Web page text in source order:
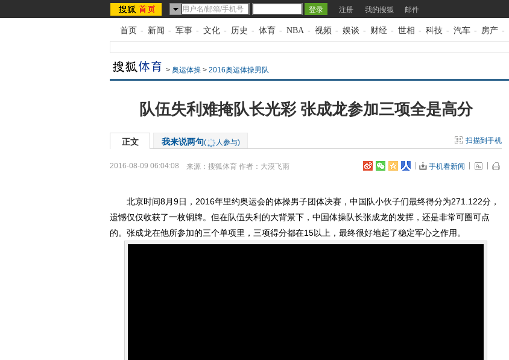
注册 我的搜狐 邮件
首页 - 新闻 - 军事 - 文化 - 历史 - 体育 - NBA - 视频 - 娱谈 - 财经 - 世相 - 科技 - 汽车 - 房产 -
> 奥运体操 > 2016奥运体操男队
队伍失利难掩队长光彩 张成龙参加三项全是高分
正文 我来说两句( 人参与) 扫描到手机
2016-08-09 06:04:08 来源： 搜狐体育 作者：大漠飞雨 手机看新闻
北京时间8月9日，2016年里约奥运会的体操男子团体决赛，中国队小伙子们最终得分为271.122分，
遗憾仅仅收获了一枚铜牌。但在队伍失利的大背景下，中国体操队长张成龙的发挥，还是非常可圈可点
的。张成龙在他所参加的三个单项里，三项得分都在15以上，最终很好地起了稳定军心之作用。